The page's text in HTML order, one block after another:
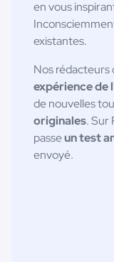
en vous
existantes.
Nos rédacteurs
expérience
de nouvelles
originales. Sur
passeun test
envoyé.